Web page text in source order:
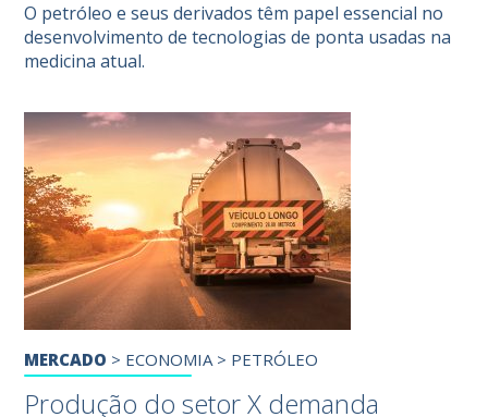
O petróleo e seus derivados têm papel essencial no
desenvolvimento de tecnologias de ponta usadas na
medicina atual.
MERCADO > ECONOMIA> PETRÓLEO
Produção do setor X demanda